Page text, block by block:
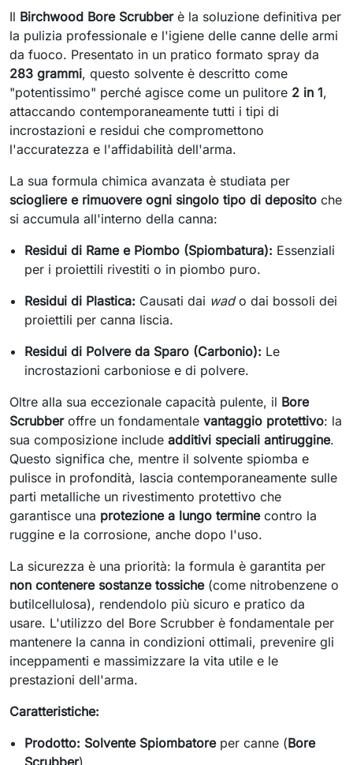
Il Birchwood Bore Scrubberè la soluzione definitiva per
la pulizia professionale e l'igiene delle canne delle armi
da fuoco. Presentato in un pratico formato spray da
283 grammi, questo solvente è descritto come
"potentissimo" perché agisce come un pulitore 2 in 1,
attaccando contemporaneamente tutti i tipi di
incrostazioni e residui che compromettono
l'accuratezza e l'affidabilità dell'arma.
La sua formula chimica avanzata è studiata per
sciogliere e rimuovere ogni singolo tipo di deposito che
si accumula all'interno della canna:
Residui di Rame e Piombo (Spiombatura): Essenziali
per i proiettili rivestiti o in piombo puro.
Residui di Plastica: Causati dai wado dai bossoli dei
proiettili per canna liscia.
Residui di Polvere da Sparo (Carbonio): Le
incrostazioni carboniose e di polvere.
Oltre alla sua eccezionale capacità pulente, il Bore
Scrubberoffre un fondamentale vantaggio protettivo: la
sua composizione include additivi speciali antiruggine.
Questo significa che, mentre il solvente spiomba e
pulisce in profondità, lascia contemporaneamente sulle
parti metalliche un rivestimento protettivo che
garantisce una protezione a lungo terminecontro la
ruggine e la corrosione, anche dopo l'uso.
La sicurezza è una priorità: la formula è garantita per
non contenere sostanze tossiche(come nitrobenzene o
butilcellulosa), rendendolo più sicuro e pratico da
usare. L'utilizzo del Bore Scrubber è fondamentale per
mantenere la canna in condizioni ottimali, prevenire gli
inceppamenti e massimizzare la vita utile e le
prestazioni dell'arma.
Caratteristiche:
Prodotto: Solvente Spiombatoreper canne (Bore
Scrubber).